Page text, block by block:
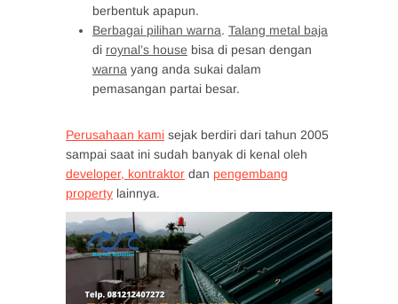
berbentuk apapun.
Berbagai pilihan warna. Talang metal baja
di roynal’s house bisa di pesan dengan
warna yang anda sukai dalam
pemasangan partai besar.
Perusahaan kami sejak berdiri dari tahun 2005
sampai saat ini sudah banyak di kenal oleh
developer, kontraktor dan pengembang
property lainnya.